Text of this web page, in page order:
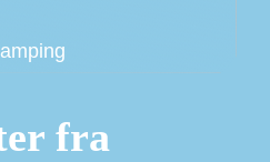
fra